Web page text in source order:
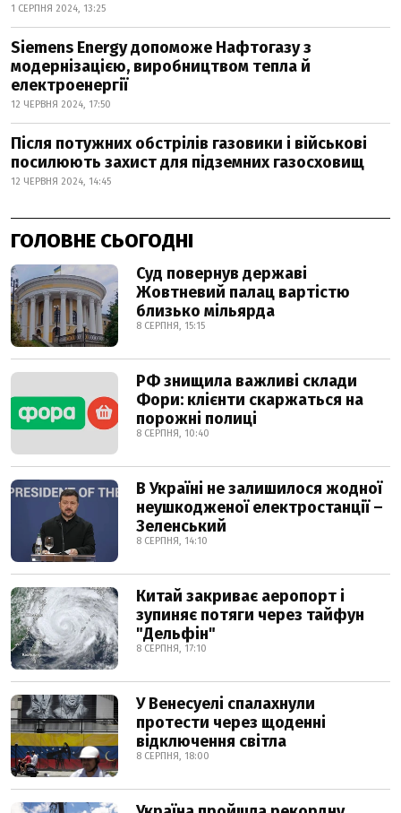
1 СЕРПНЯ 2024, 13:25
Siemens Energy допоможе Нафтогазу з
модернізацією, виробництвом тепла й
електроенергії
12 ЧЕРВНЯ 2024, 17:50
Після потужних обстрілів газовики і військові
посилюють захист для підземних газосховищ
12 ЧЕРВНЯ 2024, 14:45
ГОЛОВНЕ СЬОГОДНІ
Суд повернув державі
Жовтневий палац вартістю
близько мільярда
8 СЕРПНЯ, 15:15
РФ знищила важливі склади
Фори: клієнти скаржаться на
порожні полиці
8 СЕРПНЯ, 10:40
В Україні не залишилося жодної
неушкодженої електростанції –
Зеленський
8 СЕРПНЯ, 14:10
Китай закриває аеропорт і
зупиняє потяги через тайфун
"Дельфін"
8 СЕРПНЯ, 17:10
У Венесуелі спалахнули
протести через щоденні
відключення світла
8 СЕРПНЯ, 18:00